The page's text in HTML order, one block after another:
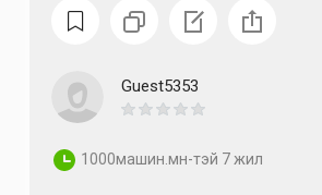
Guest5353
1000машин.мн-тэй 7 жил